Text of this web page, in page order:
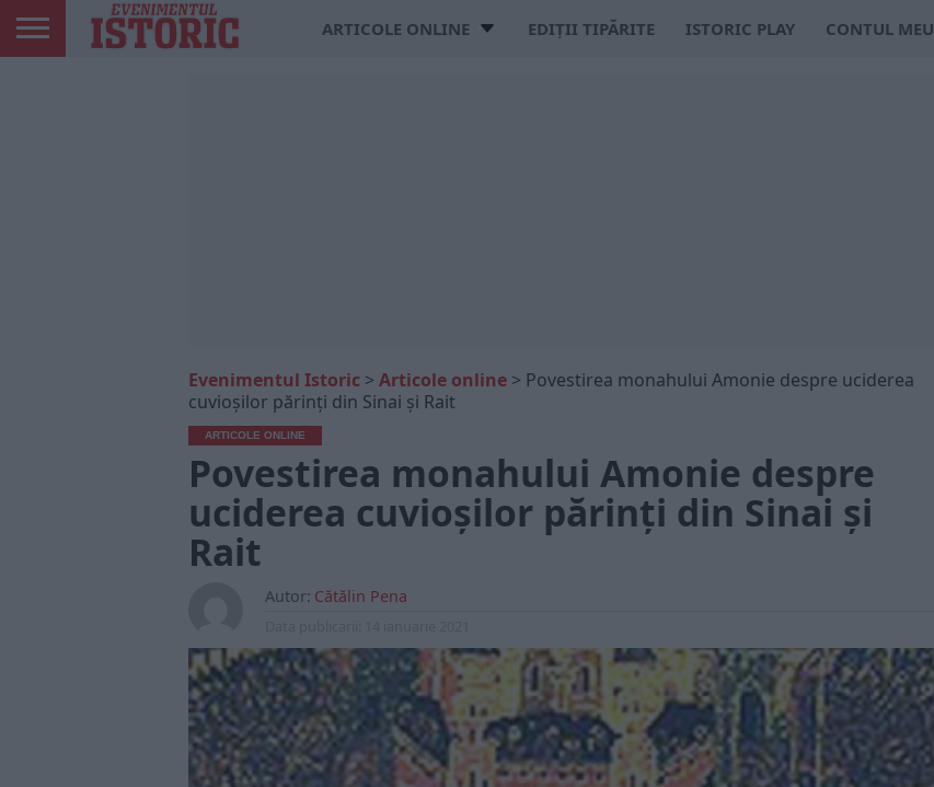
ARTICOLE ONLINE EDIȚII TIPĂRITE ISTORIC PLAY CONTUL MEU
Evenimentul Istoric > Articole online > Povestirea monahului Amonie despre uciderea
cuvioșilor părinți din Sinai și Rait
ARTICOLE ONLINE
Povestirea monahului Amonie despre
uciderea cuvioșilor părinți din Sinai și
Rait
Autor: Cătălin Pena